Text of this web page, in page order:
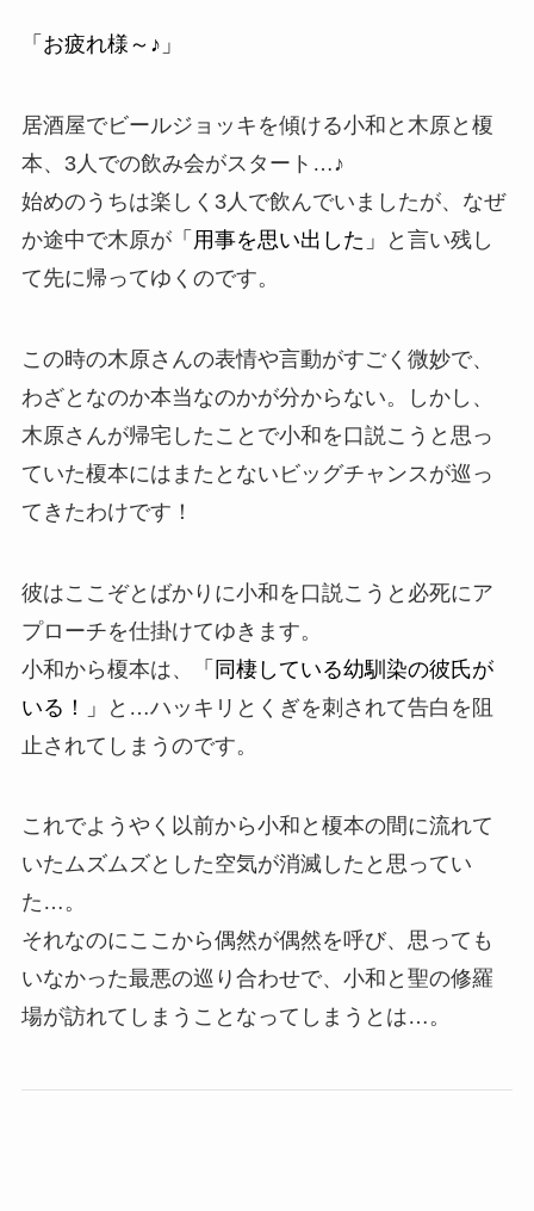
「お疲れ様～♪」
居酒屋でビールジョッキを傾ける小和と木原と榎
本、3人での飲み会がスタート…♪
始めのうちは楽しく3人で飲んでいましたが、なぜ
か途中で木原が「用事を思い出した」
と言い残し
て先に帰ってゆくのです。
この時の木原さんの表情や言動がすごく微妙で、
わざとなのか本当なのかが分からない。しかし、
木原さんが帰宅したことで小和を口説こうと思っ
ていた榎本にはまたとないビッグチャンスが巡っ
てきたわけです！
彼はここぞとばかりに小和を口説こうと必死にア
プローチを仕掛けてゆきます。
小和から榎本は、
「同棲している幼馴染の彼氏が
いる！」
と…ハッキリとくぎを刺されて告白を阻
止されてしまうのです。
これでようやく以前から小和と榎本の間に流れて
いたムズムズとした空気が消滅したと思ってい
た…。
それなのにここから偶然が偶然を呼び、思っても
いなかった最悪の巡り合わせで、小和と聖の修羅
場が訪れてしまうことなってしまうとは…。